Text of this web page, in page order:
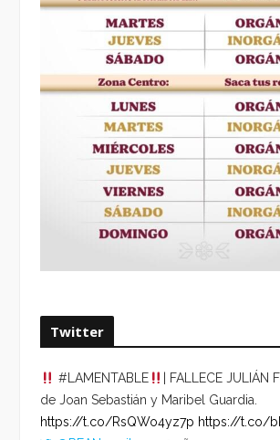
Twitter
#LAMENTABLE
| FALLECE JULIÁN
de Joan Sebastián y Maribel Guardia.
https://t.co/RsQWo4yz7p https://t.co/